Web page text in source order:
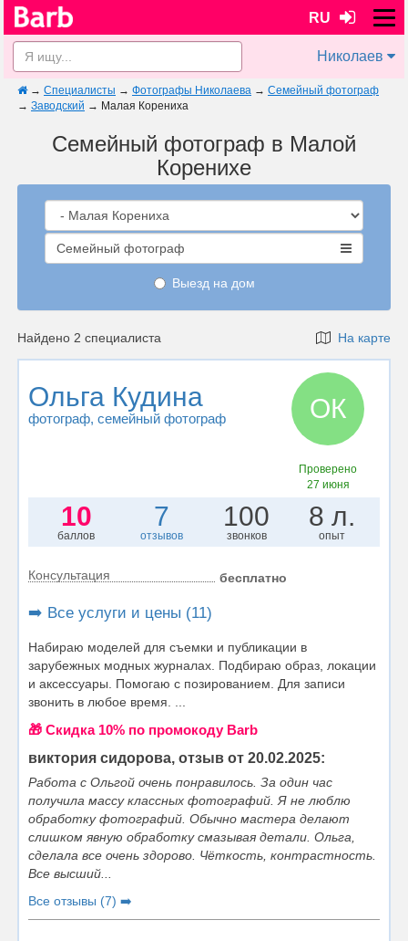
RU
Николаев
→ Специалисты → Фотографы Николаева → Семейный фотограф
→ Заводский → Малая Корениха
Семейный фотограф в Малой
Коренихе
Семейный фотограф
Выезд на дом
Найдено 2 специалиста На карте
Ольга Кудина
фотограф, семейный фотограф ОК
Проверено
27 июня
10
баллов
7
отзывов
100
звонков
8 л.
опыт
Консультация бесплатно
➡️ Все услуги и цены (11)
Набираю моделей для съемки и публикации в
зарубежных модных журналах. Подбираю образ, локации
и аксессуары. Помогаю с позированием. Для записи
звонить в любое время. ...
🎁 Cкидка 10% по промокоду Barb
виктория сидорова, отзыв от 20.02.2025:
Работа с Ольгой очень понравилось. За один час
получила массу классных фотографий. Я не люблю
обработку фотографий. Обычно мастера делают
слишком явную обработку смазывая детали. Ольга,
сделала все очень здорово. Чёткость, контрастность.
Все высший...
Все отзывы (7) ➡️